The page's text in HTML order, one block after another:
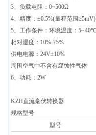
3、负载电阻： 0~500Ω
4、精度：±0.5%(量程范围≥
5、工作条件：环境温度： 5~40℃
相对湿度： 10%-75%
供电电源： 24V±10%
周围空气中不含有腐蚀性气体
6、功耗： 2W
KZH直流毫伏转换器
规格型号
型号